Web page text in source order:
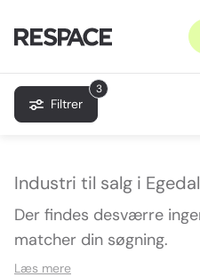
3
Filtrer
Industri til salg i Egedal
Der findes desværre
matcher din søgning.
Læs mere